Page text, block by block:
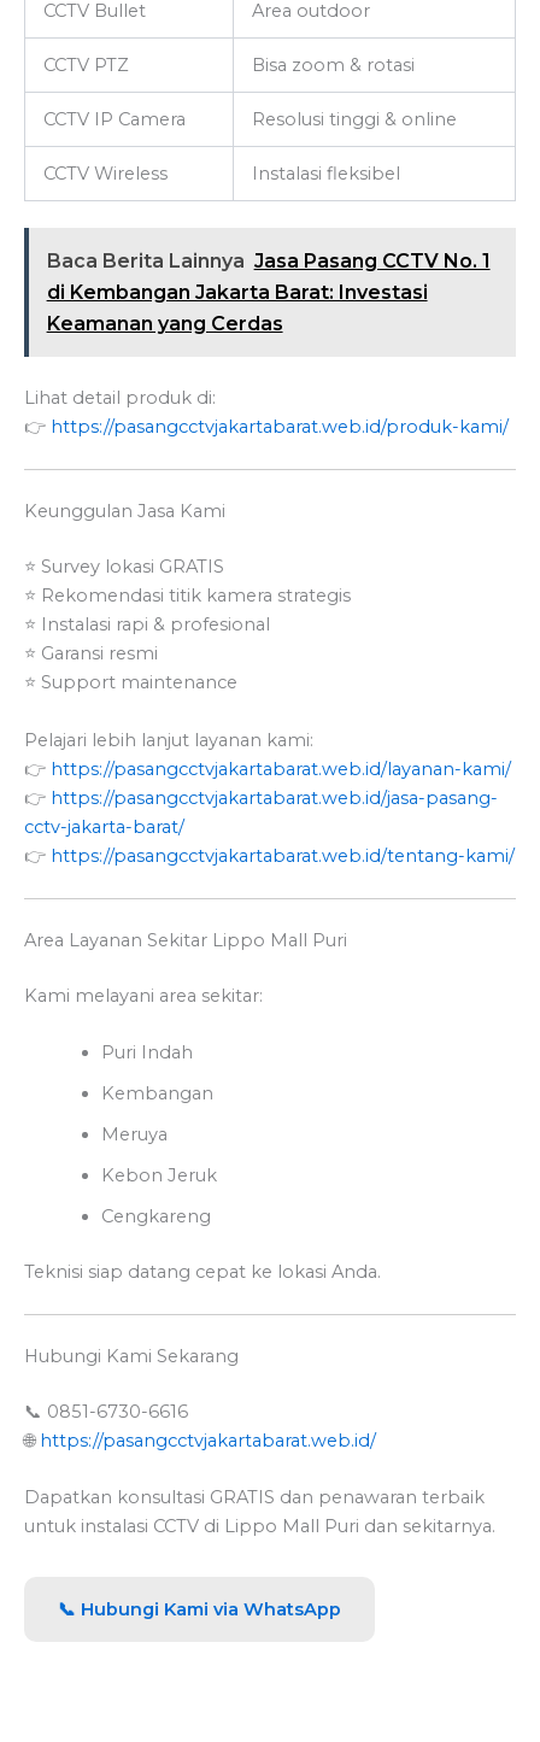
CCTV Bullet Area outdoor
CCTV PTZ Bisa zoom & rotasi
CCTV IP Camera Resolusi tinggi & online
CCTV Wireless Instalasi fleksibel
Baca Berita Lainnya Jasa Pasang CCTV No. 1
di Kembangan Jakarta Barat: Investasi
Keamanan yang Cerdas
Lihat detail produk di:
👉 https://pasangcctvjakartabarat.web.id/produk-kami/
Keunggulan Jasa Kami
⭐ Survey lokasi GRATIS
⭐ Rekomendasi titik kamera strategis
⭐ Instalasi rapi & profesional
⭐ Garansi resmi
⭐ Support maintenance
Pelajari lebih lanjut layanan kami:
👉 https://pasangcctvjakartabarat.web.id/layanan-kami/
👉 https://pasangcctvjakartabarat.web.id/jasa-pasang-
cctv-jakarta-barat/
👉 https://pasangcctvjakartabarat.web.id/tentang-kami/
Area Layanan Sekitar Lippo Mall Puri
Kami melayani area sekitar:
Puri Indah
Kembangan
Meruya
Kebon Jeruk
Cengkareng
Teknisi siap datang cepat ke lokasi Anda.
Hubungi Kami Sekarang
📞 0851-6730-6616
🌐 https://pasangcctvjakartabarat.web.id/
Dapatkan konsultasi GRATIS dan penawaran terbaik
untuk instalasi CCTV di Lippo Mall Puri dan sekitarnya.
📞 Hubungi Kami via WhatsApp